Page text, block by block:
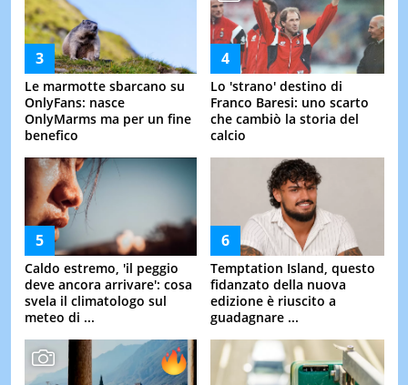
Le marmotte sbarcano su
OnlyFans: nasce
OnlyMarms ma per un fine
benefico
Lo 'strano' destino di
Franco Baresi: uno scarto
che cambiò la storia del
calcio
Caldo estremo, 'il peggio
deve ancora arrivare': cosa
svela il climatologo sul
meteo di ...
Temptation Island, questo
fidanzato della nuova
edizione è riuscito a
guadagnare ...